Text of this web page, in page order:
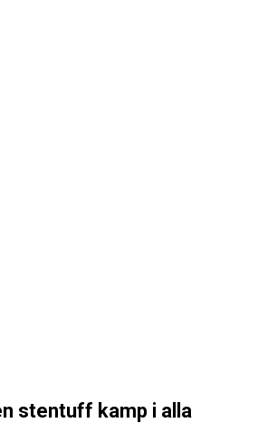
stentuff kamp i alla